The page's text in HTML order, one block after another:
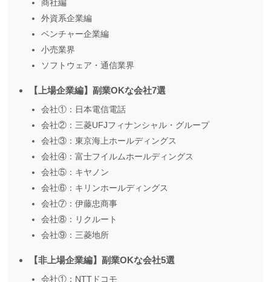
商社編
外資系企業編
ベンチャー企業編
小売業界
ソフトウェア・通信業界
【上場企業編】副業OKな会社7選
会社①：日本電信電話
会社②：三菱UFJフィナンシャル・グループ
会社③：東京海上ホールディングス
会社④：富士フイルムホールディングス
会社⑤：キヤノン
会社⑥：キリンホールディングス
会社⑦：伊藤忠商事
会社⑧：リクルート
会社⑨：三菱地所
【非上場企業編】副業OKな会社5選
会社①：NTTドコモ